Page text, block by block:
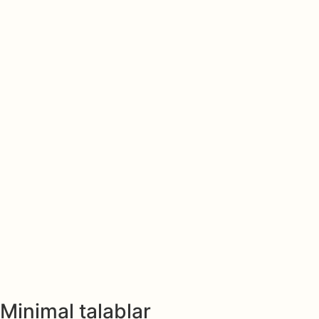
Minimal talablar